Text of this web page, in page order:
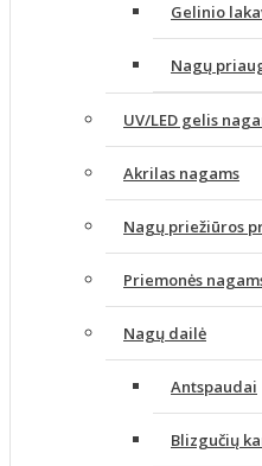
Gelinio
Nagų
UV/LED gelis
Akrilas nagams
Nagų priežiūros
Priemonės
Nagų dailė
Antspaudai
Blizgučių